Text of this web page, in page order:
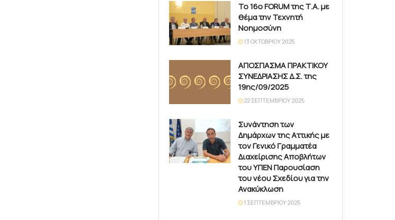
Το 16ο FORUM της Τ.Α. με
θέμα την Τεχνητή
Νοημοσύνη
13 ΟΚΤΩΒΡΊΟΥ 2025
ΑΠΟΣΠΑΣΜΑ ΠΡΑΚΤΙΚΟΥ
ΣΥΝΕΔΡΙΑΣΗΣ Δ.Σ. της
19ης/09/2025
22 ΣΕΠΤΕΜΒΡΊΟΥ 2025
Συνάντηση των
Δημάρχων της Αττικής με
τον Γενικό Γραμματέα
Διαχείρισης Αποβλήτων
του ΥΠΕΝ Παρουσίαση
του νέου Σχεδίου για την
Ανακύκλωση
1 ΣΕΠΤΕΜΒΡΊΟΥ 2025